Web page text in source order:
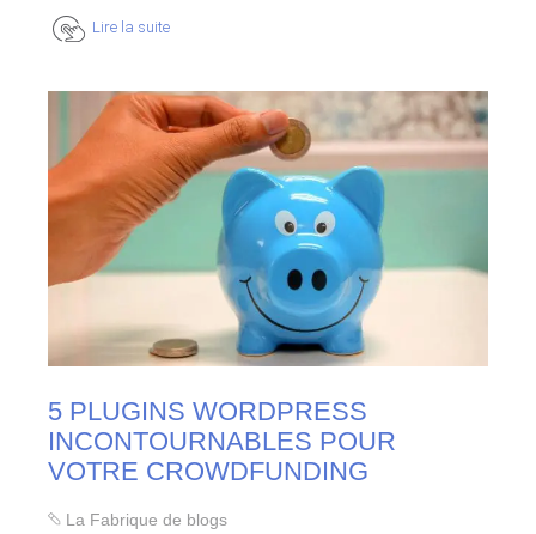
Lire la suite
5 PLUGINS WORDPRESS
INCONTOURNABLES POUR
VOTRE CROWDFUNDING
La Fabrique de blogs